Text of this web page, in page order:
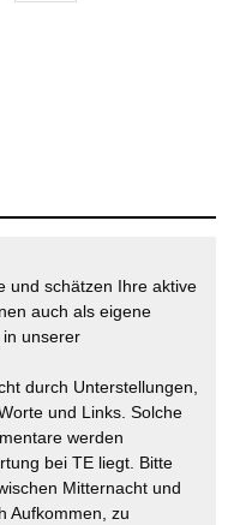
und schätzen Ihre aktive
auch als eigene
unserer
durch Unterstellungen,
und Links. Solche
werden
bei TE liegt. Bitte
Mitternacht und
Aufkommen, zu